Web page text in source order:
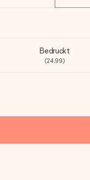
Bedruckt
(24,99)